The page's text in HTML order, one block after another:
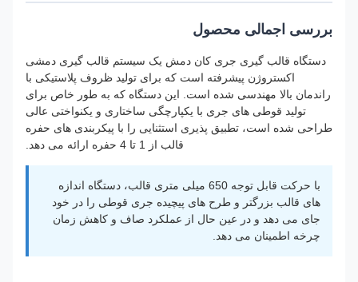
بررسی اجمالی محصول
دستگاه قالب گیری جری کان دمش یک سیستم قالب گیری دمشی
اکستروژن پیشرفته است که برای تولید ظروف پلاستیکی با
راندمان بالا مهندسی شده است. این دستگاه که به طور خاص برای
تولید قوطی های جری با یکپارچگی ساختاری و یکنواختی عالی
طراحی شده است، تطبیق پذیری استثنایی را با پیکربندی های حفره
قالب از 1 تا 4 حفره ارائه می دهد.
با حرکت قابل توجه 650 میلی متری قالب، دستگاه اندازه
های قالب بزرگتر و طرح های پیچیده جری قوطی را در خود
جای می دهد و در عین حال از عملکرد صاف و کاهش زمان
چرخه اطمینان می دهد.